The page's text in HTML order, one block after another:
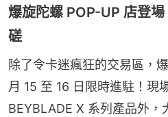
爆旋陀螺 POP-UP 店登
磋
除了令卡迷瘋狂的交易區，
月 15 至 16 日限時進駐！現
BEYBLADE X 系列產品外，